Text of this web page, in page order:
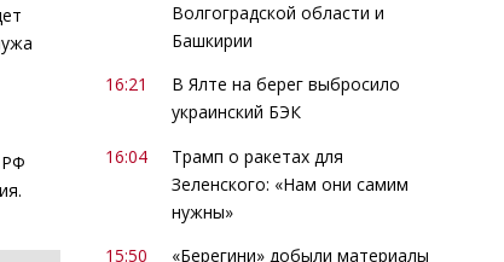
РФ
Волгоградской области и
Башкирии
16:21
В Ялте на берег выбросило
украинский БЭК
16:04
Трамп о ракетах для
Зеленского: «Нам они самим
нужны»
15:50
«Берегини» добыли материалы